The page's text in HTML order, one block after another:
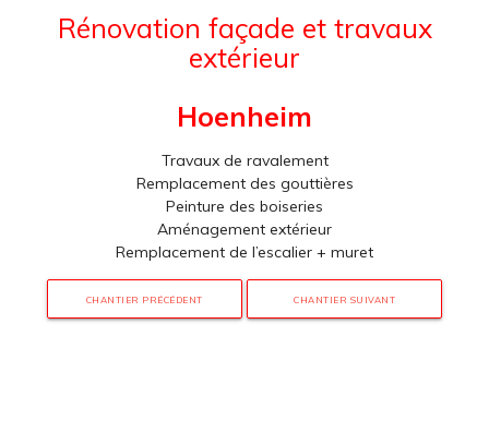
Rénovation façade et travaux
extérieur
Hoenheim
Travaux de ravalement
Remplacement des gouttières
Peinture des boiseries
Aménagement extérieur
Remplacement de l’escalier + muret
CHANTIER PRÉCÉDENT CHANTIER SUIVANT